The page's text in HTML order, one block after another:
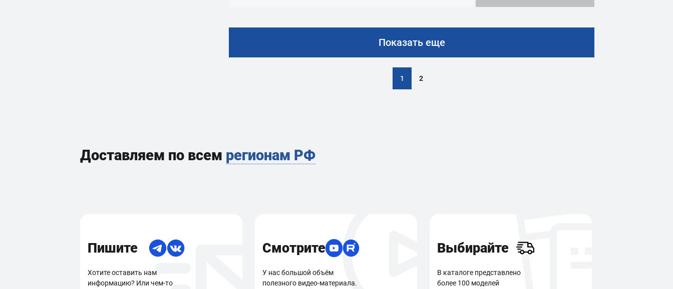
Показать еще
1 2
Доставляем по всем регионам РФ
Пишите
Хотите оставить нам
информацию? Или чем-то
Смотрите
У нас большой объём
полезного видео-материала.
Выбирайте
В каталоге представлено
более 100 моделей